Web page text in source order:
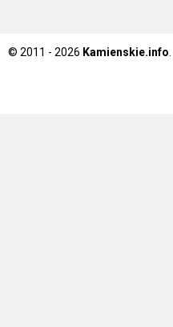
© 2011 - 2026 Kamienskie.info